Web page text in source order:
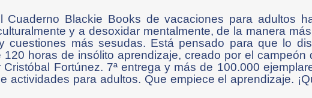
Blackie Books de vacaciones para adultos
y a desoxidar mentalmente, de la manera
cuestiones más sesudas. Está pensado para que lo
horas de insólito aprendizaje, creado por el campeón
Fortúnez. 7ª entrega y más de 100.000
actividades para adultos. Que empiece el aprendizaje.